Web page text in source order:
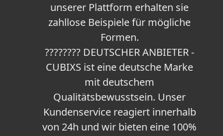
unserer Plattform erhalten sie
zahllose Beispiele für mögliche
Formen.
???????? DEUTSCHER ANBIETER -
CUBIXS ist eine deutsche Marke
mit deutschem
Qualitätsbewusstsein. Unser
Kundenservice reagiert innerhalb
von 24h und wir bieten eine 100%